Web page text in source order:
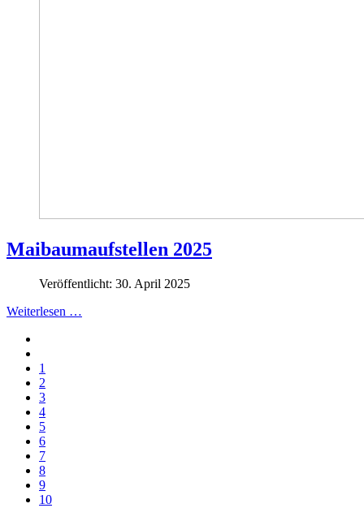
Maibaumaufstellen 2025
Veröffentlicht: 30. April 2025
Weiterlesen …
1
2
3
4
5
6
7
8
9
10